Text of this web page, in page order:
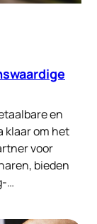
en
klaar om het
voor
bieden
…